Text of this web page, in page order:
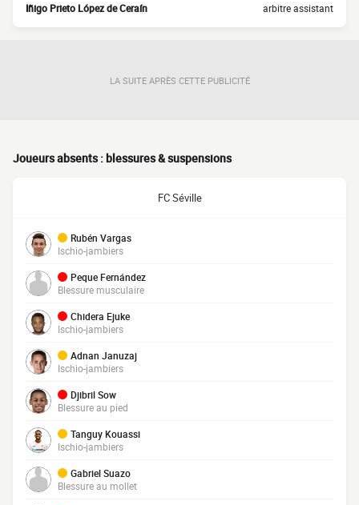
Iñigo Prieto López de Ceraín arbitre assistant
LA SUITE APRÈS CETTE PUBLICITÉ
Joueurs absents : blessures & suspensions
FC Séville
Rubén Vargas
Ischio-jambiers
Peque Fernández
Blessure musculaire
Chidera Ejuke
Ischio-jambiers
Adnan Januzaj
Ischio-jambiers
Djibril Sow
Blessure au pied
Tanguy Kouassi
Ischio-jambiers
Gabriel Suazo
Blessure au mollet